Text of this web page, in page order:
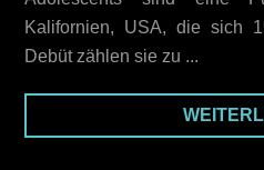
Kalifornien, USA, die sich
Debüt zählen sie zu ...